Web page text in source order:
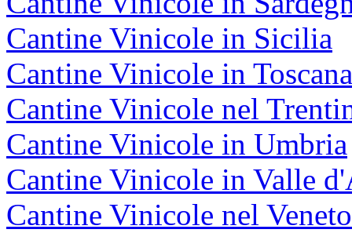
Cantine Vinicole in Sicilia
Cantine Vinicole in Toscana
Cantine Vinicole nel
Cantine Vinicole in Umbria
Cantine Vinicole in Valle
Cantine Vinicole nel Veneto